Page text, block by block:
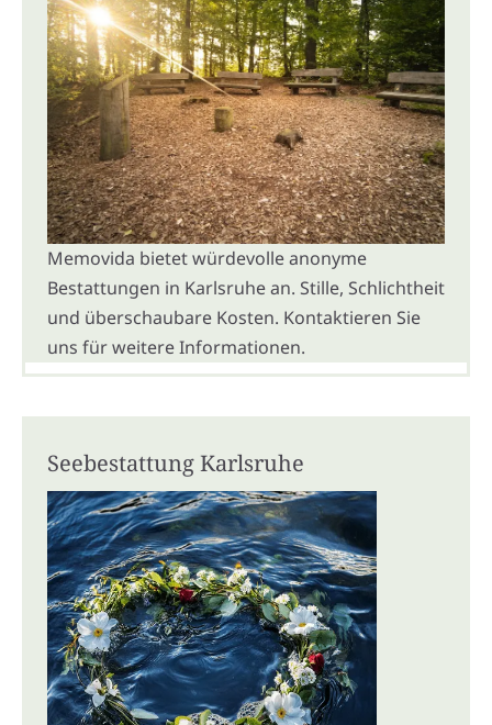
Memovida bietet würdevolle anonyme
Bestattungen in Karlsruhe an. Stille, Schlichtheit
und überschaubare Kosten. Kontaktieren Sie
uns für weitere Informationen.
Seebestattung Karlsruhe